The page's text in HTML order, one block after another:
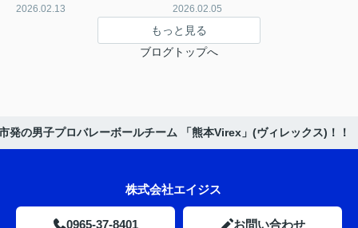
2026.02.13 2026.02.05
もっと見る
ブログトップへ
発の男子プロバレーボールチーム 「熊本Virex」(ヴィレックス)！！
株式会社エイジス
0965-37-8401 お問い合わせ